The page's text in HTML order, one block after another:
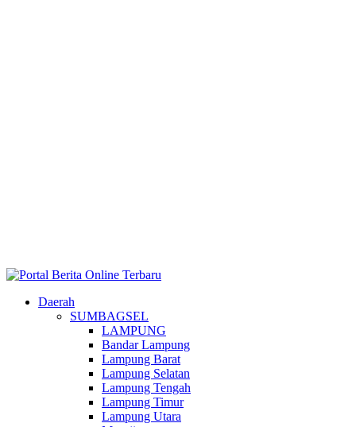
Daerah
SUMBAGSEL
LAMPUNG
Bandar Lampung
Lampung Barat
Lampung Selatan
Lampung Tengah
Lampung Timur
Lampung Utara